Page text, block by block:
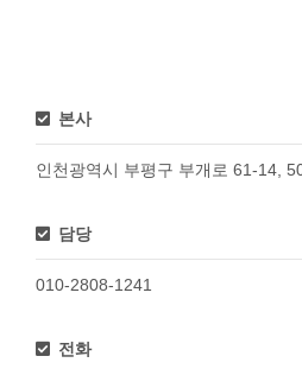
본사
인천광역시 부평구 부개로 61-14,
담당
010-2808-1241
전화